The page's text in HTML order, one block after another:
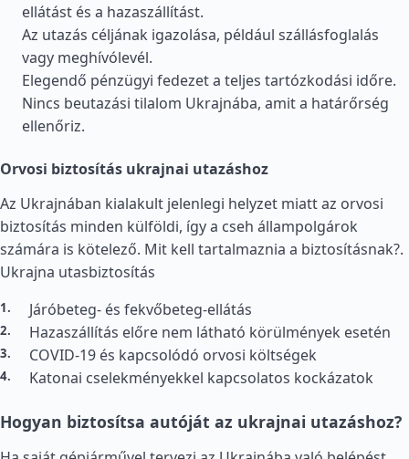
ellátást és a hazaszállítást.
Az utazás céljának igazolása, például szállásfoglalás
vagy meghívólevél.
Elegendő pénzügyi fedezet a teljes tartózkodási időre.
Nincs beutazási tilalom Ukrajnába, amit a határőrség
ellenőriz.
Orvosi biztosítás ukrajnai utazáshoz
Az Ukrajnában kialakult jelenlegi helyzet miatt az orvosi
biztosítás minden külföldi, így a cseh állampolgárok
számára is kötelező. Mit kell tartalmaznia a biztosításnak?.
Ukrajna utasbiztosítás
Járóbeteg- és fekvőbeteg-ellátás
Hazaszállítás előre nem látható körülmények esetén
COVID-19 és kapcsolódó orvosi költségek
Katonai cselekményekkel kapcsolatos kockázatok
Hogyan biztosítsa autóját az ukrajnai utazáshoz?